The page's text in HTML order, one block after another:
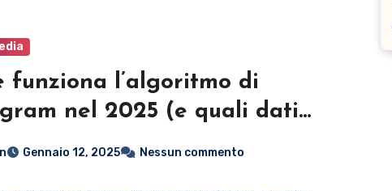
funziona l’algoritmo di
nel 2025 (e quali dati
Gennaio 12, 2025 Nessun commento